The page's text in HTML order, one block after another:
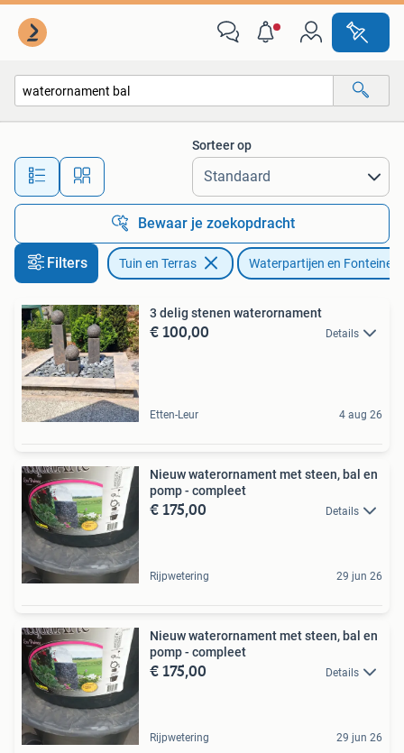
Alle afstanden…
Sorteer op
Bewaar je zoekopdracht
Filters Tuin en Terras Waterpartijen en Fonteinen
3 delig stenen waterornament
€ 100,00 Details
Etten-Leur 4 aug 26
Nieuw waterornament met steen, bal en
pomp - compleet
€ 175,00 Details
Rijpwetering 29 jun 26
Nieuw waterornament met steen, bal en
pomp - compleet
€ 175,00 Details
Rijpwetering 29 jun 26